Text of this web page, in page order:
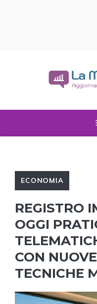
ECONOMIA
REGISTRO
OGGI
CON
TECNICHE